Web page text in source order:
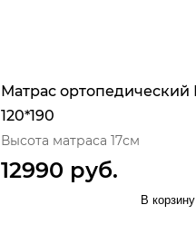
Матрас ортопедический
120*190
Высота матраса 17см
12990 руб.
В корзину